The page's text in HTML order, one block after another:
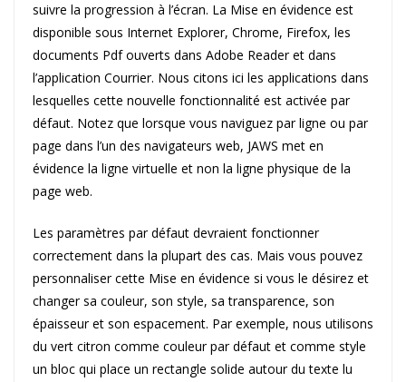
suivre la progression à l’écran. La Mise en évidence est
disponible sous Internet Explorer, Chrome, Firefox, les
documents Pdf ouverts dans Adobe Reader et dans
l’application Courrier. Nous citons ici les applications dans
lesquelles cette nouvelle fonctionnalité est activée par
défaut. Notez que lorsque vous naviguez par ligne ou par
page dans l’un des navigateurs web, JAWS met en
évidence la ligne virtuelle et non la ligne physique de la
page web.
Les paramètres par défaut devraient fonctionner
correctement dans la plupart des cas. Mais vous pouvez
personnaliser cette Mise en évidence si vous le désirez et
changer sa couleur, son style, sa transparence, son
épaisseur et son espacement. Par exemple, nous utilisons
du vert citron comme couleur par défaut et comme style
un bloc qui place un rectangle solide autour du texte lu